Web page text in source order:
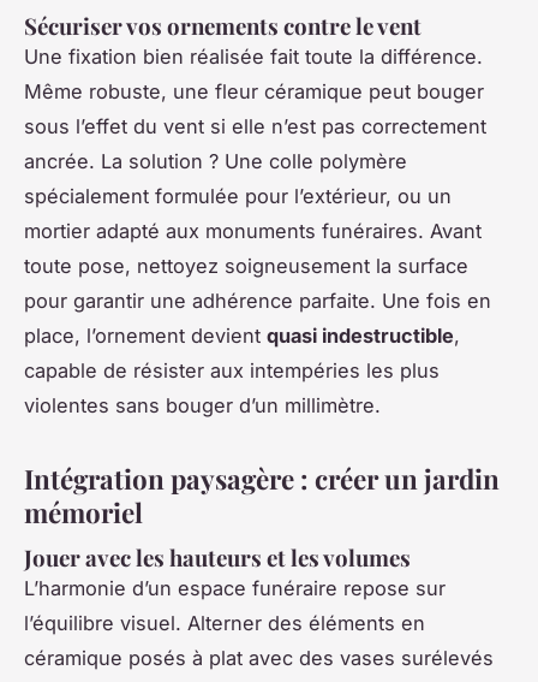
Sécuriser vos ornements contre le vent
Une fixation bien réalisée fait toute la différence.
Même robuste, une fleur céramique peut bouger
sous l’effet du vent si elle n’est pas correctement
ancrée. La solution ? Une colle polymère
spécialement formulée pour l’extérieur, ou un
mortier adapté aux monuments funéraires. Avant
toute pose, nettoyez soigneusement la surface
pour garantir une adhérence parfaite. Une fois en
place, l’ornement devient quasi indestructible,
capable de résister aux intempéries les plus
violentes sans bouger d’un millimètre.
Intégration paysagère : créer un jardin
mémoriel
Jouer avec les hauteurs et les volumes
L’harmonie d’un espace funéraire repose sur
l’équilibre visuel. Alterner des éléments en
céramique posés à plat avec des vases surélevés